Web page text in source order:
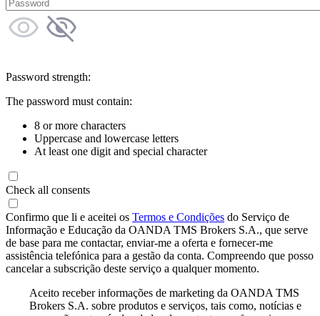
Password strength:
The password must contain:
8 or more characters
Uppercase and lowercase letters
At least one digit and special character
Check all consents
Confirmo que li e aceitei os Termos e Condições do Serviço de
Informação e Educação da OANDA TMS Brokers S.A., que serve
de base para me contactar, enviar-me a oferta e fornecer-me
assistência telefónica para a gestão da conta. Compreendo que posso
cancelar a subscrição deste serviço a qualquer momento.
Aceito receber informações de marketing da OANDA TMS
Brokers S.A. sobre produtos e serviços, tais como, notícias e